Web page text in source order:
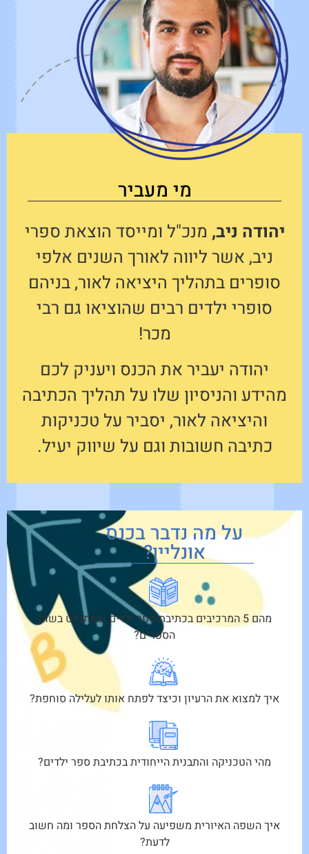
מי מעביר
יהודה ניב, מנכ"ל ומייסד הוצאת ספרי
ניב, אשר ליווה לאורך השנים אלפי
סופרים בתהליך היציאה לאור, בניהם
סופרי ילדים רבים שהוציאו גם רבי
מכר!
יהודה יעביר את הכנס ויעניק לכם
מהידע והניסיון שלו על תהליך הכתיבה
והיציאה לאור, יסביר על טכניקות
כתיבה חשובות וגם על שיווק יעיל.
על מה נדבר בכנס
אונליין?
מהם 5 המרכיבים בכתיבת ספר ילדים שמתבלט בשוק
הספרים?
איך למצוא את הרעיון וכיצד לפתח אותו לעלילה סוחפת?
מהי הטכניקה והתבנית הייחודית בכתיבת ספר ילדים?
איך השפה האיורית משפיעה על הצלחת הספר ומה חשוב
לדעת?